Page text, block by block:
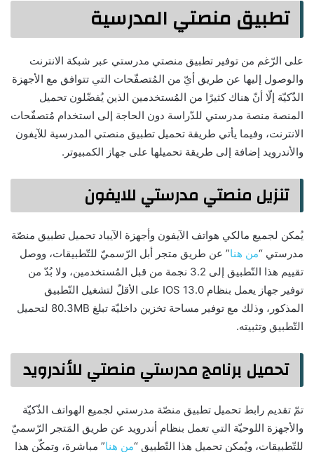
تطبيق منصتي المدرسية
على الرّغم من توفير تطبيق منصتي مدرستي عبر شبكة الانترنت
والوصول إليها عن طريق أيّ من المُتصفّحات التي تتوافق مع الأجهزة
الذّكيّة إلّا أنّ هناك كثيرًا من المُستخدمين الذين يُفضّلون تحميل
المنصة منصة مدرستي للدّراسة دون الحاجة إلى استخدام مُتصفّحات
الانترنت، وفيما يأتي طريقة تحميل تطبيق منصتي المدرسية للآيفون
والأندرويد إضافة إلى طريقة تحميلها على جهاز الكمبيوتر.
تنزيل منصتي مدرستي للايفون
يُمكن لجميع مالكي هواتف الآيفون وأجهزة الآيباد تحميل تطبيق منصّة
مدرستي “من هنا” عن طريق متجر أبل الرّسميّ للتّطبيقات، ووصل
تقييم هذا التّطبيق إلى 3.2 نجمة من قبل المُستخدمين، ولا بُدّ من
توفير جهاز يعمل بنظام IOS 13.0 على الأقلّ لتشغيل التّطبيق
المذكور، وذلك مع توفير مساحة تخزين داخليّة تبلغ 80.3MB لتحميل
التّطبيق وتثبيته.
تحميل برنامج مدرستي منصتي للأندرويد
تمّ تقديم رابط تحميل تطبيق منصّة مدرستي لجميع الهواتف الذّكيّة
والأجهزة اللوحيّة التي تعمل بنظام أندرويد عن طريق المَتجر الرّسميّ
للتّطبيقات، ويُمكن تحميل هذا التّطبيق “من هنا” مباشرة، وتمكّن هذا